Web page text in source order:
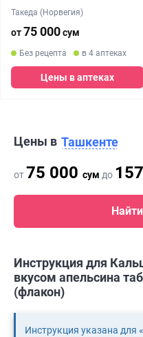
Такеда (Норвегия)
от75 000сум
Без рецепта в 4 аптеках
Цены в аптеках
Цены в Ташкенте
от75 000 сум до
Инструкция для
вкусом апельсина
(флакон)
Инструкция указана